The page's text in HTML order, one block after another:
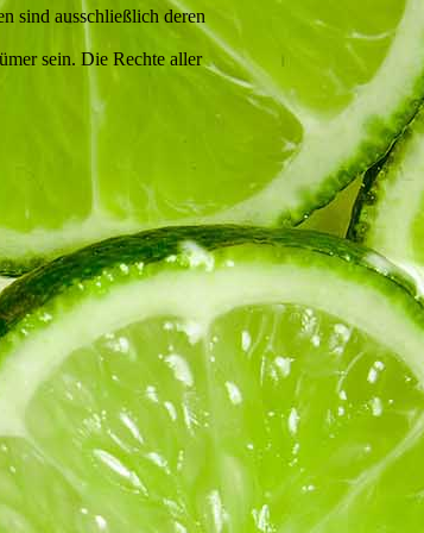
sind ausschließlich deren
sein. Die Rechte aller